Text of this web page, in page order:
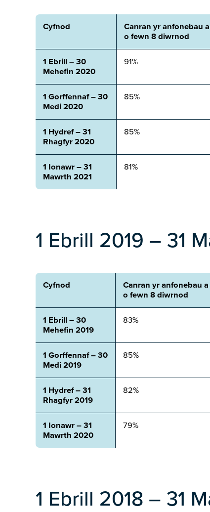
Cyfnod
Canran yr anfonebau
o fewn 8 diwrnod
1 Ebrill – 30
Mehefin 2020
91%
1 Gorffennaf – 30
Medi 2020
85%
1 Hydref – 31
Rhagfyr 2020
85%
1 Ionawr – 31
Mawrth 2021
81%
1 Ebrill 2019 – 31
Cyfnod
Canran yr anfonebau
o fewn 8 diwrnod
1 Ebrill – 30
Mehefin 2019
83%
1 Gorffennaf – 30
Medi 2019
85%
1 Hydref – 31
Rhagfyr 2019
82%
1 Ionawr – 31
Mawrth 2020
79%
1 Ebrill 2018 – 31